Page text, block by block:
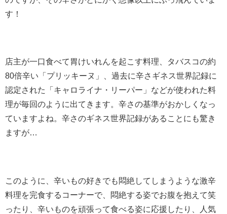
す！
店主が一口食べて胃けいれんを起こす料理、タバスコの約
80倍辛い「プリッキーヌ」、過去に辛さギネス世界記録に
認定された「キャロライナ・リーパー」などが使われた料
理が毎回のように出てきます。辛さの基準がおかしくなっ
ていますよね。辛さのギネス世界記録があることにも驚き
ますが…
このように、辛いもの好きでも悶絶してしまうような激辛
料理を完食するコーナーで、悶絶する姿でお腹を抱えて笑
ったり、辛いものを頑張って食べる姿に応援したり、人気